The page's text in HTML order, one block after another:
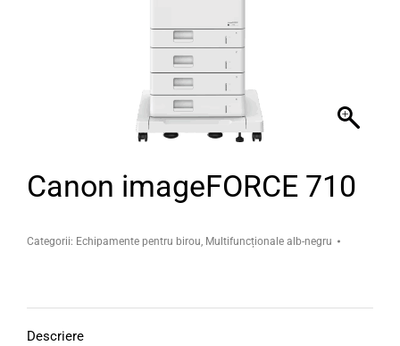
Canon imageFORCE 710
Categorii: Echipamente pentru birou, Multifuncționale alb-negru
Descriere